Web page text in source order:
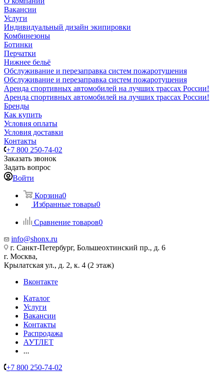
Вакансии
Услуги
Индивидуальный дизайн экипировки
Комбинезоны
Ботинки
Перчатки
Нижнее бельё
Обслуживание и перезаправка систем пожаротушения
Обслуживание и перезаправка систем пожаротушения
Аренда спортивных автомобилей на лучших трассах России!
Аренда спортивных автомобилей на лучших трассах России!
Бренды
Как купить
Условия оплаты
Условия доставки
Контакты
+7 800 250-74-02
Заказать звонок
Задать вопрос
Войти
Корзина0
Избранные товары0
Сравнение товаров0
info@shonx.ru
г. Санкт-Петербург, Большеохтинский пр., д. 6
г. Москва,
Крылатская ул., д. 2, к. 4 (2 этаж)
Вконтакте
Каталог
Услуги
Вакансии
Контакты
Распродажа
АУТЛЕТ
...
+7 800 250-74-02